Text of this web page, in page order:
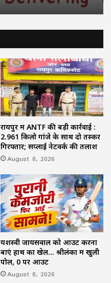
रायपुर में ANTF की बड़ी कार्रवाई :
2.961 किलो गांजे के साथ दो तस्कर
गिरफ्तार; सप्लाई नेटवर्क की तलाश
August 8, 2026
यशस्वी जायसवाल को आउट करना
बाएं हाथ का खेल… श्रीलंका में खुली
पोल, 0 पर आउट
August 8, 2026